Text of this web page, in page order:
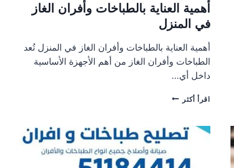
أهمية العناية بالطباخات وأفران الغاز
في المنزل
أهمية العناية بالطباخات وأفران الغاز في المنزل تُعد
الطباخات وأفران الغاز من أهم الأجهزة الأساسية
داخل أي…
اقرأ أكثر
أهمية
وأفران
الغاز
المنزل